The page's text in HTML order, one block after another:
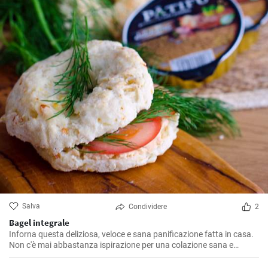
Salva Condividere 2
Bagel integrale
Inforna questa deliziosa, veloce e sana panificazione fatta in casa.
Non c'è mai abbastanza ispirazione per una colazione sana e
gustosa.